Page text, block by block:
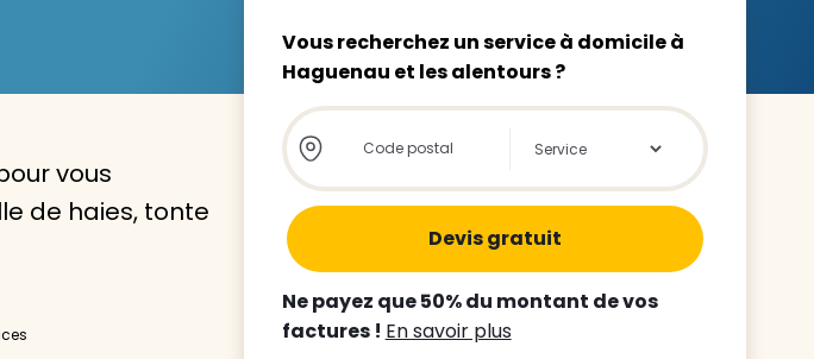
trouvez le
qui vous
logement, la garde de votre enfant
d’un parent, nos intervenants à
vous
de haies, tonte
Vous recherchez un service à domicile à
Haguenau et les alentours ?
Store locator global - Autocompletion
Rechercher
Ne payez que 50% du montant de vos
factures ! En savoir plus